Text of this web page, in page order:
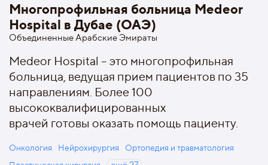
Многопрофильная больница Medeor
Hospital в Дубае (ОАЭ)
Объединенные Арабские Эмираты
Medeor Hospital – это многопрофильная
больница, ведущая прием пациентов по 35
направлениям. Более 100
высококвалифицированных
врачей готовы оказать помощь пациенту.
Онкология Нейрохирургия
Ортопедия и травматология